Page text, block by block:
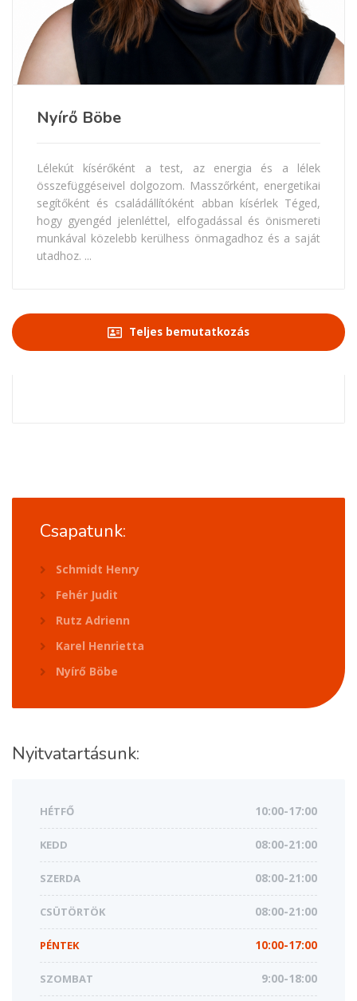
Nyírő Böbe
Lélekút kísérőként a test, az energia és a lélek
összefüggéseivel dolgozom. Masszőrként, energetikai
segítőként és családállítóként abban kísérlek Téged,
hogy gyengéd jelenléttel, elfogadással és önismereti
munkával közelebb kerülhess önmagadhoz és a saját
utadhoz. ...
Teljes bemutatkozás
Csapatunk:
Schmidt Henry
Fehér Judit
Rutz Adrienn
Karel Henrietta
Nyírő Böbe
Nyitvatartásunk:
HÉTFŐ 10:00-17:00
KEDD 08:00-21:00
SZERDA 08:00-21:00
CSÜTÖRTÖK 08:00-21:00
PÉNTEK 10:00-17:00
SZOMBAT 9:00-18:00